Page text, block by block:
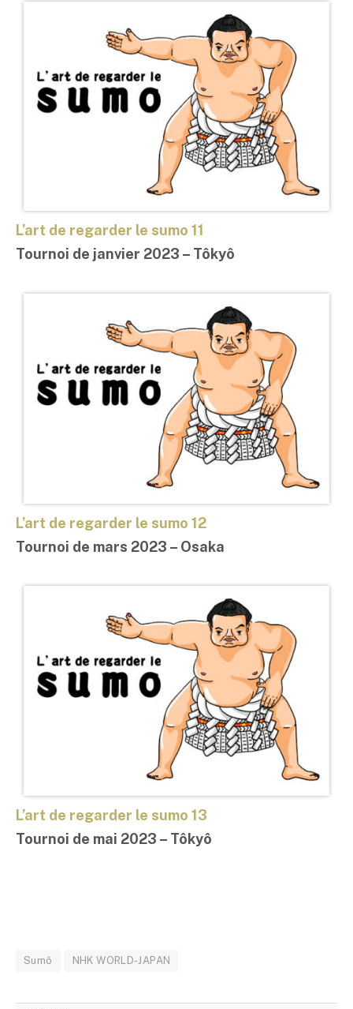
L’art de regarder le sumo 11
Tournoi de janvier 2023 – Tôkyô
L’art de regarder le sumo 12
Tournoi de mars 2023 – Osaka
L’art de regarder le sumo 13
Tournoi de mai 2023 – Tôkyô
Sumô NHK WORLD-JAPAN